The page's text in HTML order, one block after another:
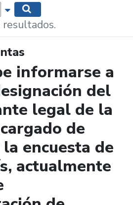
Mostrar opciones de búsqueda
informarse a
del
legal de la
de
encuesta de
actualmente